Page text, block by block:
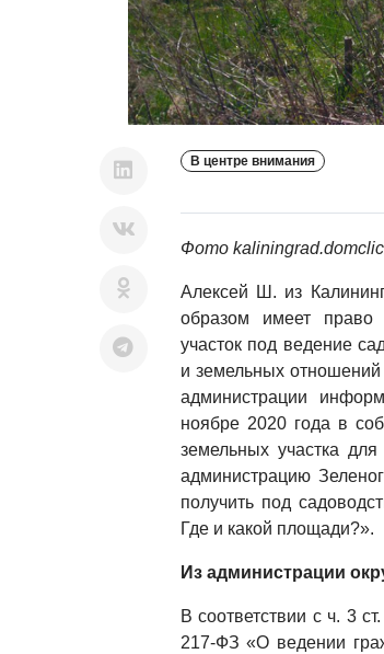
В центре внимания
Фото
Алексей Ш. из
образом имеет право
участок под ведение
и земельных
администрации
ноябре 2020 года в
земельных участка
администрацию
получить под
Где и какой площади?».
Из администрации
В соответствии с ч. 3
217-ФЗ «О ведении